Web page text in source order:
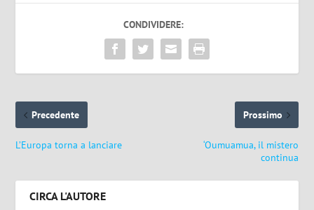
CONDIVIDERE:
Precedente
L’Europa torna a lanciare
Prossimo
‘Oumuamua, il mistero
continua
CIRCA L'AUTORE